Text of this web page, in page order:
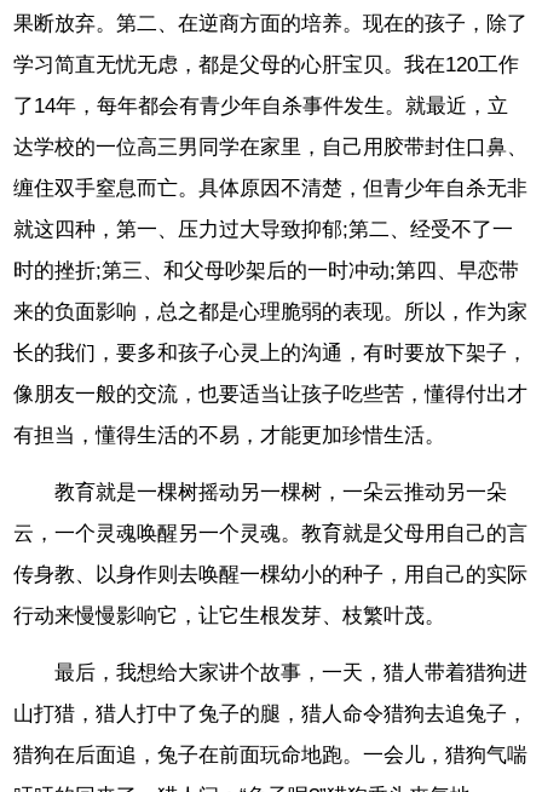
果断放弃。第二、在逆商方面的培养。现在的孩子，除了
学习简直无忧无虑，都是父母的心肝宝贝。我在120工作
了14年，每年都会有青少年自杀事件发生。就最近，立
达学校的一位高三男同学在家里，自己用胶带封住口鼻、
缠住双手窒息而亡。具体原因不清楚，但青少年自杀无非
就这四种，第一、压力过大导致抑郁;第二、经受不了一
时的挫折;第三、和父母吵架后的一时冲动;第四、早恋带
来的负面影响，总之都是心理脆弱的表现。所以，作为家
长的我们，要多和孩子心灵上的沟通，有时要放下架子，
像朋友一般的交流，也要适当让孩子吃些苦，懂得付出才
有担当，懂得生活的不易，才能更加珍惜生活。
教育就是一棵树摇动另一棵树，一朵云推动另一朵
云，一个灵魂唤醒另一个灵魂。教育就是父母用自己的言
传身教、以身作则去唤醒一棵幼小的种子，用自己的实际
行动来慢慢影响它，让它生根发芽、枝繁叶茂。
最后，我想给大家讲个故事，一天，猎人带着猎狗进
山打猎，猎人打中了兔子的腿，猎人命令猎狗去追兔子，
猎狗在后面追，兔子在前面玩命地跑。一会儿，猎狗气喘